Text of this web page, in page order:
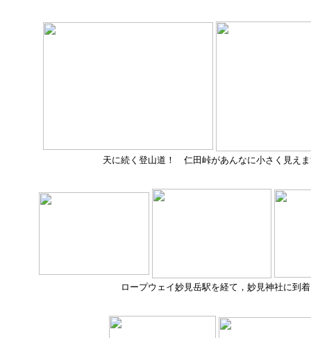
天に続く登山道！ 仁田峠があんなに小さく見え
ロープウェイ妙見岳駅を経て，妙見神社に到着